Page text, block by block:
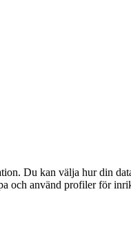
Du kan välja hur din
och använd profiler för